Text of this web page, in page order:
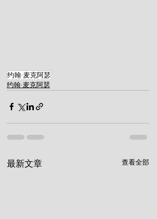
约翰·麦克阿瑟
约翰·麦克阿瑟
最新文章 查看全部